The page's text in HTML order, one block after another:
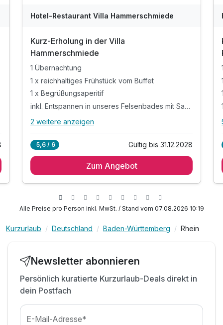
Hotel-Restaurant Villa Hammerschmiede
Kurz-Erholung in der Villa
Hammerschmiede
1 Übernachtung
1 x reichhaltiges Frühstück vom Buffet
1 x Begrüßungsaperitif
inkl. Entspannen in unseres Felsenbades mit Sauna
Alle Inklusivleistungen
1 x reichhaltiges Frühstück vom Buffet
inkl. WLAN
2 weitere anzeigen
5,6 / 6 Gültig bis 31.12.2028
Zum Angebot
Alle Preise pro Person inkl. MwSt. / Stand vom 07.08.2026 10:19
Kurzurlaub Deutschland Baden-Württemberg Rhein
Newsletter abonnieren
Persönlich kuratierte Kurzurlaub-Deals direkt in
dein Postfach
E-Mail-Adresse*